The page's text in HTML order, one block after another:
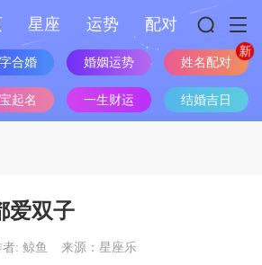
星座 运势 配对
合婚 婚姻运势 姓名配对
起名 一生财运 结婚吉日
爱双子
者: 鲸鱼 来源：星座乐